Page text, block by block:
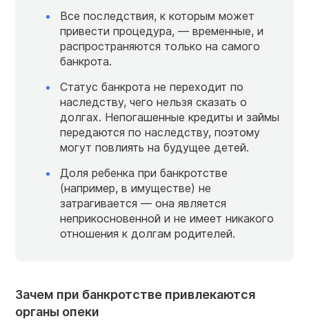
Все последствия, к которым может
привести процедура, — временные, и
распространяются только на самого
банкрота.
Статус банкрота не переходит по
наследству, чего нельзя сказать о
долгах. Непогашенные кредиты и займы
передаются по наследству, поэтому
могут повлиять на будущее детей.
Доля ребенка при банкротстве
(например, в имуществе) не
затрагивается — она является
неприкосновенной и не имеет никакого
отношения к долгам родителей.
Зачем при банкротстве привлекаются
органы опеки